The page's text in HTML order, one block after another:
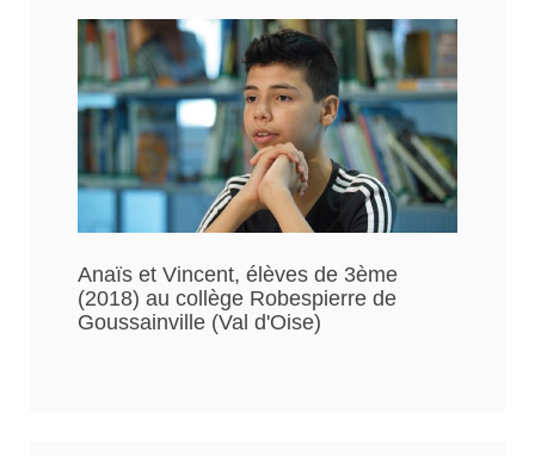
Anaïs et Vincent, élèves de 3ème
(2018) au collège Robespierre de
Goussainville (Val d'Oise)